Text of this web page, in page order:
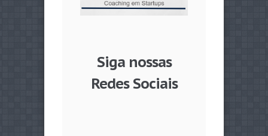
Siga nossas
Redes Sociais